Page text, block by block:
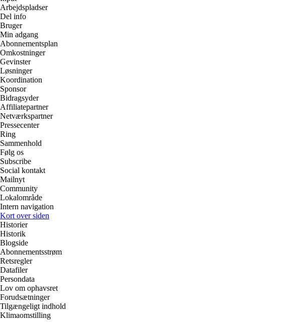
Arbejdspladser
Del info
Bruger
Min adgang
Abonnementsplan
Omkostninger
Gevinster
Løsninger
Koordination
Sponsor
Bidragsyder
Affiliatepartner
Netværkspartner
Pressecenter
Ring
Sammenhold
Følg os
Subscribe
Social kontakt
Mailnyt
Community
Lokalområde
Intern navigation
Kort over siden
Historier
Historik
Blogside
Abonnementsstrøm
Retsregler
Datafiler
Persondata
Lov om ophavsret
Forudsætninger
Tilgængeligt indhold
Klimaomstilling